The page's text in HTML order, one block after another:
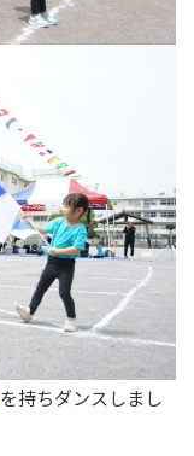
を持ちダンスしまし